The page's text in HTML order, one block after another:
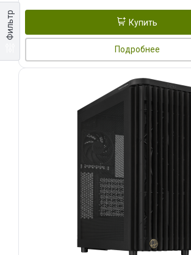
Фильтр Купить
Подробнее